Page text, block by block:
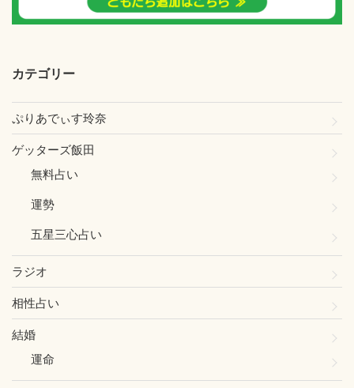
カテゴリー
ぷりあでぃす玲奈
ゲッターズ飯田
無料占い
運勢
五星三心占い
ラジオ
相性占い
結婚
運命